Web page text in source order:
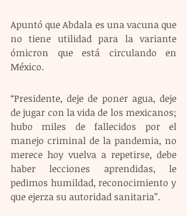
Apuntó que Abdala es una vacuna que
no tiene utilidad para la variante
ómicron que está circulando en
México.
“Presidente, deje de poner agua, deje
de jugar con la vida de los mexicanos;
hubo miles de fallecidos por el
manejo criminal de la pandemia, no
merece hoy vuelva a repetirse, debe
haber lecciones aprendidas, le
pedimos humildad, reconocimiento y
que ejerza su autoridad sanitaria”.